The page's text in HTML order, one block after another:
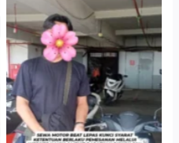
Cityplaza Jatinegara
Gedung Parkir P6A